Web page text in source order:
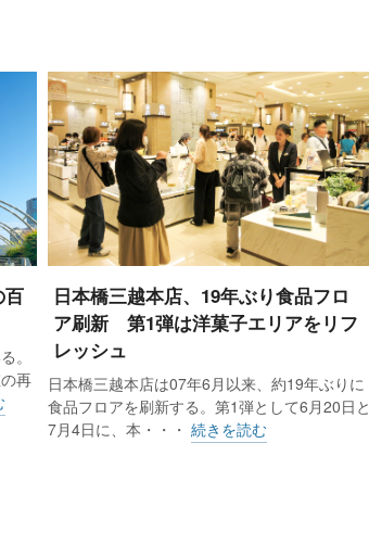
百
。
再
日本橋三越本店、19年ぶり食品フロ
ア刷新 第1弾は洋菓子エリアをリフ
レッシュ
日本橋三越本店は07年6月以来、約19年ぶりに
食品フロアを刷新する。第1弾として6月20日と
7月4日に、本・・・ 続きを読む